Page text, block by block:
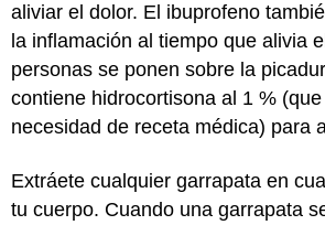
aliviar el dolor. El ibuprofeno
la inflamación al tiempo que alivia
personas se ponen sobre la
contiene hidrocortisona al 1 %
necesidad de receta médica) para
Extráete cualquier garrapata en
tu cuerpo. Cuando una garrapata